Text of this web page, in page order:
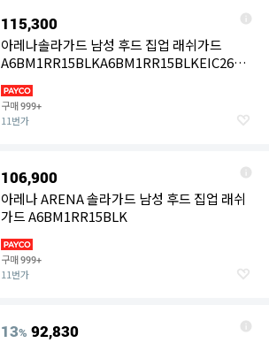
115,300
아레나솔라가드 남성 후드 집업 래쉬가드
A6BM1RR15BLKA6BM1RR15BLKEIC2640
구매999+
11번가
106,900
아레나 ARENA 솔라가드 남성 후드 집업 래쉬
가드 A6BM1RR15BLK
구매999+
11번가
13% 92,830